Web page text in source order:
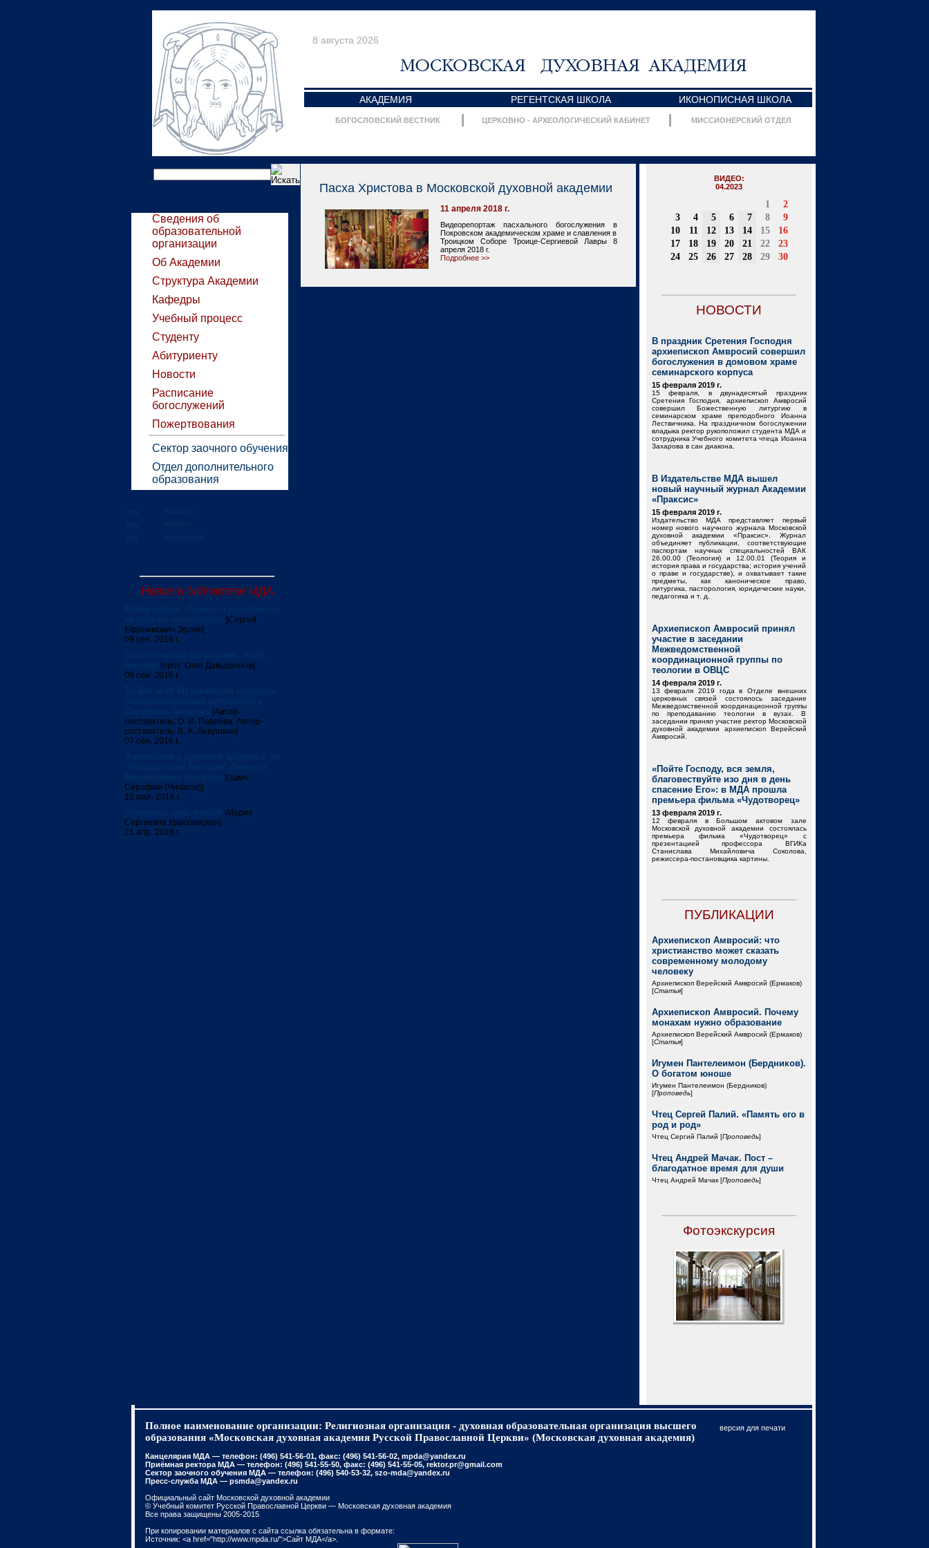
8 августа 2026
АКАДЕМИЯ РЕГЕНТСКАЯ ШКОЛА ИКОНОПИСНАЯ ШКОЛА
БОГОСЛОВСКИЙ ВЕСТНИК ЦЕРКОВНО - АРХЕОЛОГИЧЕСКИЙ КАБИНЕТ МИССИОНЕРСКИЙ ОТДЕЛ
Сведения об
образовательной
организации
Об Академии
Структура Академии
Кафедры
Учебный процесс
Студенту
Абитуриенту
Новости
Расписание
богослужений
Пожертвования
Сектор заочного обучения
Отдел дополнительного
образования
Новое в библиотеке МДА
[Сергей
Ефроимович Эрлих]
09 сен. 2016 г.
[прот. Олег Давыденков]
09 сен. 2016 г.
[Автор-
составитель: О. И. Павлова; Автор-
составитель: В. А. Левушкин]
07 сен. 2016 г.
[сщмч.
Серафим (Чичагов)]
10 мая. 2016 г.
[Мария
Сергеевна Красовицкая]
21 апр. 2016 г.
Пасха Христова в Московской духовной академии
11 апреля 2018 г.
Видеорепортаж пасхального богослужения в
Покровском академическом храме и славления в
Троицком Соборе Троице-Сергиевой Лавры 8
апреля 2018 г.
Подробнее >>
ВИДЕО:
04.2023
1
2
3
4 5 6 7 8
9
10
11 12 13 14 15
16
17
18 19 20 21 22
23
24
25 26 27 28 29 30
НОВОСТИ
В праздник Сретения Господня
архиепископ Амвросий совершил
богослужения в домовом храме
семинарского корпуса
15 февраля 2019 г.
15 февраля, в двунадесятый праздник
Сретения Господня, архиепископ Амвросий
совершил Божественную литургию в
семинарском храме преподобного Иоанна
Лествичника. На праздничном богослужении
владыка ректор рукоположил студента МДА и
сотрудника Учебного комитета чтеца Иоанна
Захарова в сан диакона.
В Издательстве МДА вышел
новый научный журнал Академии
«Праксис»
15 февраля 2019 г.
Издательство МДА представляет первый
номер нового научного журнала Московской
духовной академии «Праксис». Журнал
объединяет публикации, соответствующие
паспортам научных специальностей ВАК
26.00.00 (Теология) и 12.00.01 (Теория и
история права и государства; история учений
о праве и государстве), и охватывает такие
предметы, как каноническое право,
литургика, пасторология, юридические науки,
педагогика и т. д.
Архиепископ Амвросий принял
участие в заседании
Межведомственной
координационной группы по
теологии в ОВЦС
14 февраля 2019 г.
13 февраля 2019 года в Отделе внешних
церковных связей состоялось заседание
Межведомственной координационной группы
по преподаванию теологии в вузах. В
заседании принял участие ректор Московской
духовной академии архиепископ Верейский
Амвросий.
«Пойте Господу, вся земля,
благовествуйте изо дня в день
спасение Его»: в МДА прошла
премьера фильма «Чудотворец»
13 февраля 2019 г.
12 февраля в Большом актовом зале
Московской духовной академии состоялась
премьера фильма «Чудотворец» с
презентацией профессора ВГИКа
Станислава Михайловича Соколова,
режиссера-постановщика картины.
ПУБЛИКАЦИИ
Архиепископ Амвросий: что
христианство может сказать
современному молодому
человеку
Архиепископ Верейский Амвросий (Ермаков)
[Статья]
Архиепископ Амвросий. Почему
монахам нужно образование
Архиепископ Верейский Амвросий (Ермаков)
[Статья]
Игумен Пантелеимон (Бердников).
О богатом юноше
Игумен Пантелеимон (Бердников)
[Проповедь]
Чтец Сергей Палий. «Память его в
род и род»
Чтец Сергий Палий [Проповедь]
Чтец Андрей Мачак. Пост –
благодатное время для души
Чтец Андрей Мачак [Проповедь]
Фотоэкскурсия
версия для печати
Полное наименование организации: Религиозная организация - духовная образовательная организация высшего
образования «Московская духовная академия Русской Православной Церкви» (Московская духовная академия)
Канцелярия МДА — телефон: (496) 541-56-01, факс: (496) 541-56-02, mpda@yandex.ru
Приёмная ректора МДА — телефон: (496) 541-55-50, факс: (496) 541-55-05, rektor.pr@gmail.com
Сектор заочного обучения МДА — телефон: (496) 540-53-32, szo-mda@yandex.ru
Пресс-служба МДА — psmda@yandex.ru
Официальный сайт Московской духовной академии
© Учебный комитет Русской Православной Церкви — Московская духовная академия
Все права защищены 2005-2015
При копировании материалов с сайта ссылка обязательна в формате:
Источник: <a href="http://www.mpda.ru/">Сайт МДА</a>.